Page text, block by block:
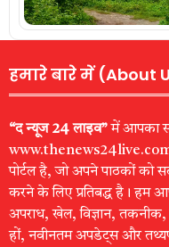
हमारे बारे में (About
“द न्यूज 24 लाइव”में आपका
www.thenews24live.com
पोर्टल है, जो अपने पाठकों को
करने के लिए प्रतिबद्ध है। हम
अपराध, खेल, विज्ञान, तकनीक,
हों, नवीनतम अपडेट्स और